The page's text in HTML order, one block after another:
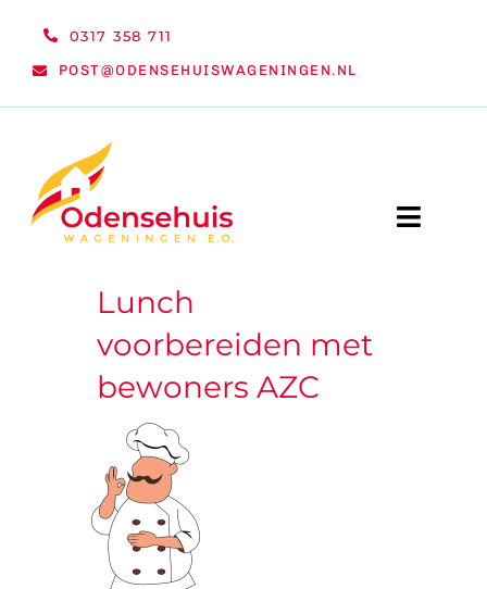
0317 358 711
POST@ODENSEHUISWAGENINGEN.NL
Toggle
WELKOM
ORGANISATIE
VRIJWILLIGERS & STAGIAIRES
Lunch
voorbereiden met
bewoners AZC